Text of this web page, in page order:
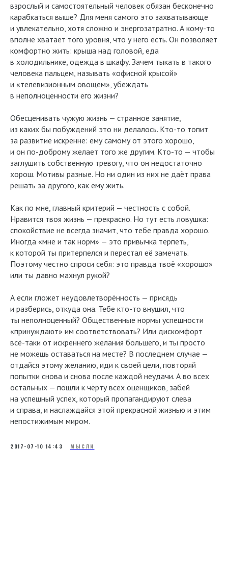
взрослый и самостоятельный человек обязан бесконечно
карабкаться выше? Для меня самого это захватывающе
и увлекательно, хотя сложно и энергозатратно. А кому-то
вполне хватает того уровня, что у него есть. Он позволяет
комфортно жить: крыша над головой, еда
в холодильнике, одежда в шкафу. Зачем тыкать в такого
человека пальцем, называть «офисной крысой»
и «телевизионным овощем», убеждать
в неполноценности его жизни?
Обесценивать чужую жизнь — странное занятие,
из каких бы побуждений это ни делалось. Кто-то топит
за развитие искренне: ему самому от этого хорошо,
и он по-доброму желает того же другим. Кто-то — чтобы
заглушить собственную тревогу, что он недостаточно
хорош. Мотивы разные. Но ни один из них не даёт права
решать за другого, как ему жить.
Как по мне, главный критерий — честность с собой.
Нравится твоя жизнь — прекрасно. Но тут есть ловушка:
спокойствие не всегда значит, что тебе правда хорошо.
Иногда «мне и так норм» — это привычка терпеть,
к которой ты притерпелся и перестал её замечать.
Поэтому честно спроси себя: это правда твоё «хорошо»
или ты давно махнул рукой?
А если гложет неудовлетворённость — присядь
и разберись, откуда она. Тебе кто-то внушил, что
ты неполноценный? Общественные нормы успешности
«принуждают» им соответствовать? Или дискомфорт
всё-таки от искреннего желания большего, и ты просто
не можешь оставаться на месте? В последнем случае —
отдайся этому желанию, иди к своей цели, повторяй
попытки снова и снова после каждой неудачи. А во всех
остальных — пошли к чёрту всех оценщиков, забей
на успешный успех, который пропагандируют слева
и справа, и наслаждайся этой прекрасной жизнью и этим
непостижимым миром.
2017-07-10 14:43 МЫСЛИ